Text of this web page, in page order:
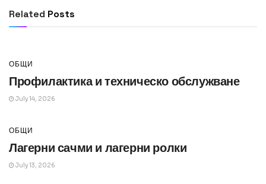
Related Posts
ОБЩИ
Профилактика и техническо обслужване
July 14, 2026
ОБЩИ
Лагерни сачми и лагерни ролки
July 13, 2026